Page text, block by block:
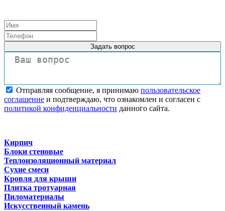
Задать вопрос
Отправляя сообщение, я принимаю пользовательское
соглашение и подтверждаю, что ознакомлен и согласен с
политикой конфиденциальности данного сайта.
Кирпич
Блоки стеновые
Теплоизоляционный материал
Сухие смеси
Кровля для крыши
Плитка тротуарная
Пиломатериалы
Искусственный камень